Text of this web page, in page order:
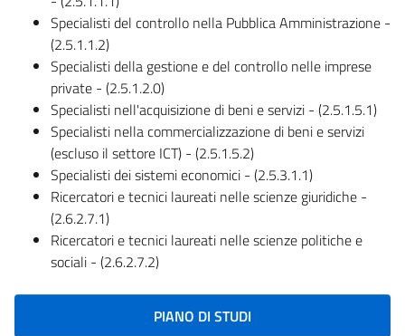
Specialisti del controllo nella Pubblica Amministrazione -
(2.5.1.1.2)
Specialisti della gestione e del controllo nelle imprese
private - (2.5.1.2.0)
Specialisti nell'acquisizione di beni e servizi - (2.5.1.5.1)
Specialisti nella commercializzazione di beni e servizi
(escluso il settore ICT) - (2.5.1.5.2)
Specialisti dei sistemi economici - (2.5.3.1.1)
Ricercatori e tecnici laureati nelle scienze giuridiche -
(2.6.2.7.1)
Ricercatori e tecnici laureati nelle scienze politiche e
sociali - (2.6.2.7.2)
PIANO DI STUDI